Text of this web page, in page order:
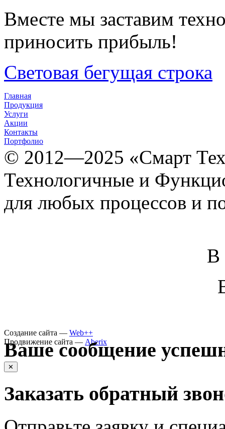
Вместе мы заставим
приносить прибыль!
Световая бегущая строка
Главная
Продукция
Услуги
Акции
Контакты
Портфолио
© 2012­­­—2025 «Смарт
Технологичные и
для любых процессов и
В
Создание сайта — Web++
Продвижение сайта — Aberix
Ваше сообщение
✕
Заказать обратный